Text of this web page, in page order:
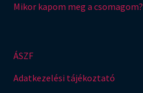
Mikor kapom meg a csomagom?
ÁSZF
Adatkezelési tájékoztató